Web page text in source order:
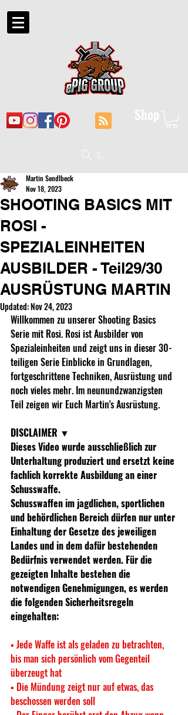
Shop
Suche
SHOOTING BASICS MIT
ROSI -
SPEZIALEINHEITEN
AUSBILDER - Teil29/30
AUSRÜSTUNG MARTIN
Martin Sendlbeck
Nov 18, 2023
Updated:Nov 24, 2023
Willkommen zu unserer Shooting Basics
Serie mit Rosi. Rosi ist Ausbilder von
Spezialeinheiten und zeigt uns in dieser 30-
teiligen Serie Einblicke in Grundlagen,
fortgeschrittene Techniken, Ausrüstung und
noch vieles mehr. Im neunundzwanzigsten
Teil zeigen wir Euch Martin's Ausrüstung.
DISCLAIMER ▼
Dieses Video wurde ausschließlich zur
Unterhaltung produziert und ersetzt keine
fachlich korrekte Ausbildung an einer
Schusswaffe.
Schusswaffen im jagdlichen, sportlichen
und behördlichen Bereich dürfen nur unter
Einhaltung der Gesetze des jeweiligen
Landes und in dem dafür bestehenden
Bedürfnis verwendet werden. Für die
gezeigten Inhalte bestehen die
notwendigen Genehmigungen, es werden
die folgenden Sicherheitsregeln
eingehalten:
▪ Jede Waffe ist als geladen zu betrachten,
bis man sich persönlich vom Gegenteil
überzeugt hat
▪ Die Mündung zeigt nur auf etwas, das
beschossen werden soll